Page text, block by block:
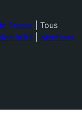
Presse | Tous
Mentions